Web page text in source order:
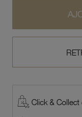
Click & Collect